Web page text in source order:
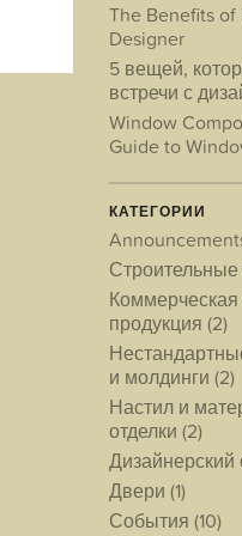
The Benefits
Designer
5 вещей,
встречи с
Window
Guide to
КАТЕГОРИИ
Коммерческая
продукция (2)
и молдинги (2)
Настил и
отделки (2)
Дизайнерский
Двери (1)
События (10)